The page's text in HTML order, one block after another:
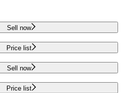
Sell now
Price list
Sell now
Price list